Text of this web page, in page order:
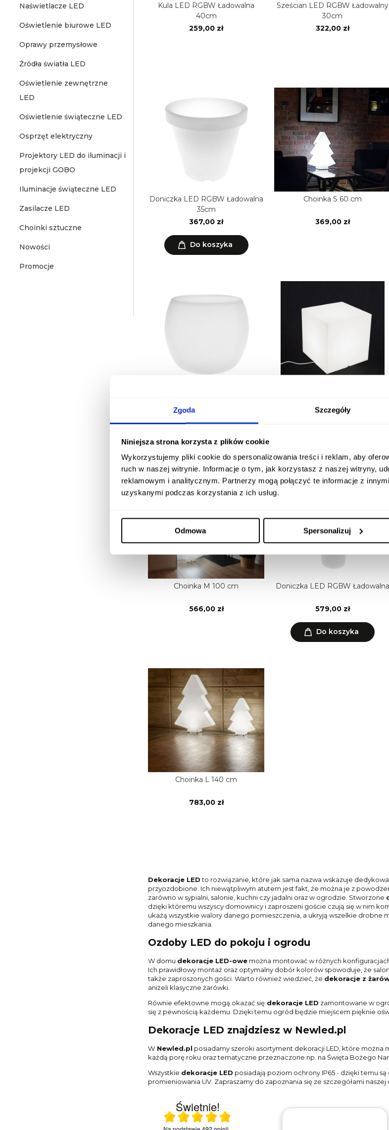
Zgoda Szczegóły
Niniejsza strona korzysta z plików cookie
Wykorzystujemy pliki cookie do spersonalizowania treści i reklam, aby
ruch w naszej witrynie. Informacje o tym, jak korzystasz z naszej witryny,
reklamowym i analitycznym. Partnerzy mogą połączyć te informacje z
uzyskanymi podczas korzystania z ich usług.
Odmowa Spersonalizuj
Naświetlacze LED
Oświetlenie biurowe LED
Oprawy przemysłowe
Źródła światła LED
Oświetlenie zewnętrzne
LED
Oświetlenie świąteczne LED
Osprzęt elektryczny
Projektory LED do iluminacji i
projekcji GOBO
Iluminacje świąteczne LED
Zasilacze LED
Choinki sztuczne
Nowości
Promocje
Kula LED RGBW Ładowalna
40cm
259,00 zł
Sześcian LED RGBW Ładowalny
30cm
322,00 zł
Doniczka LED RGBW Ładowalna
35cm
367,00 zł
Do koszyka
Choinka S 60 cm
369,00 zł
449,00 zł
Do koszyka
469,00 zł
Choinka M 100 cm
566,00 zł
Doniczka LED RGBW Ładowalna
579,00 zł
Do koszyka
Choinka L 140 cm
783,00 zł
Dekoracje LEDto rozwiązanie, które jak sama nazwa wskazuje
przyozdobione. Ich niewątpliwym atutem jest fakt, że można je z
zarówno w sypialni, salonie, kuchni czy jadalni oraz w ogrodzie. Stworzone
dzięki któremu wszyscy domownicy i zaproszeni goście czują się w nim
ukażą wszystkie walory danego pomieszczenia, a ukryją wszelkie
danego mieszkania.
Ozdoby LED do pokoju i ogrodu
W domu dekoracje LED-owe można montować w różnych
Ich prawidłowy montaż oraz optymalny dobór kolorów spowoduje, że
także zaproszonych gości. Warto również wiedzieć, że dekoracje z
aniżeli klasyczne żarówki.
Równie efektowne mogą okazać się dekoracje LED zamontowane w
się z pewnością każdemu. Dzięki temu ogród będzie miejscem pięknie
Dekoracje LED znajdziesz w Newled.pl
W Newled.pl posiadamy szeroki asortyment dekoracji LED, które
każdą porę roku oraz tematyczne przeznaczone np. na Święta Bożego
Wszystkie dekoracje LED posiadają poziom ochrony IP65 - dzięki temu
promieniowania UV. Zapraszamy do zapoznania się ze szczegółami
Świetnie!
Ocena średnia 4.9 na 5
19.06.2026